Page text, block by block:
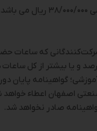
که ساعات
دوره ۸۵ درصد و یا بیشتر از کل
گواهینامه پایان
اصفهان اعطاء
صادر نخواهد شد.